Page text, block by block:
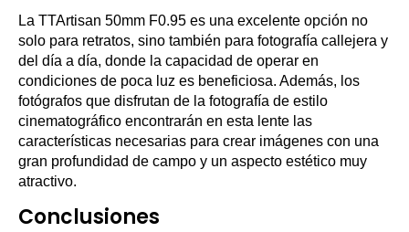
La TTArtisan 50mm F0.95 es una excelente opción no
solo para retratos, sino también para fotografía callejera y
del día a día, donde la capacidad de operar en
condiciones de poca luz es beneficiosa. Además, los
fotógrafos que disfrutan de la fotografía de estilo
cinematográfico encontrarán en esta lente las
características necesarias para crear imágenes con una
gran profundidad de campo y un aspecto estético muy
atractivo.
Conclusiones